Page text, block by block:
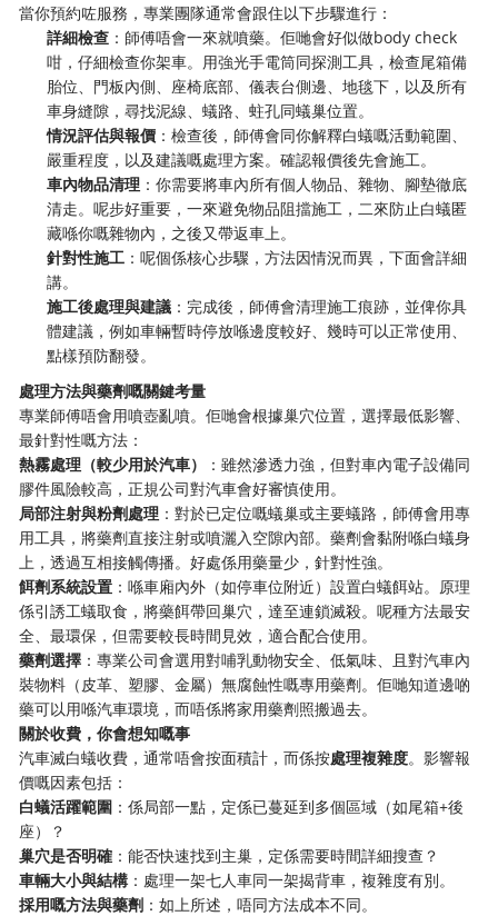
當你預約咗服務，專業團隊通常會跟住以下步驟進行：
詳細檢查 ：師傅唔會一來就噴藥。佢哋會好似做body check
咁，仔細檢查你架車。用強光手電筒同探測工具，檢查尾箱備
胎位、門板內側、座椅底部、儀表台側邊、地毯下，以及所有
車身縫隙，尋找泥線、蟻路、蛀孔同蟻巢位置。
情況評估與報價 ：檢查後，師傅會同你解釋白蟻嘅活動範圍、
嚴重程度，以及建議嘅處理方案。確認報價後先會施工。
車內物品清理 ：你需要將車內所有個人物品、雜物、腳墊徹底
清走。呢步好重要，一來避免物品阻擋施工，二來防止白蟻匿
藏喺你嘅雜物內，之後又帶返車上。
針對性施工 ：呢個係核心步驟，方法因情況而異，下面會詳細
講。
施工後處理與建議 ：完成後，師傅會清理施工痕跡，並俾你具
體建議，例如車輛暫時停放喺邊度較好、幾時可以正常使用、
點樣預防翻發。
處理方法與藥劑嘅關鍵考量
專業師傅唔會用噴壺亂噴。佢哋會根據巢穴位置，選擇最低影響、
最針對性嘅方法：
熱霧處理（較少用於汽車）
：雖然滲透力強，但對車內電子設備同
膠件風險較高，正規公司對汽車會好審慎使用。
局部注射與粉劑處理 ：對於已定位嘅蟻巢或主要蟻路，師傅會用專
用工具，將藥劑直接注射或噴灑入空隙內部。藥劑會黏附喺白蟻身
上，透過互相接觸傳播。好處係用藥量少，針對性強。
餌劑系統設置 ：喺車廂內外（如停車位附近）設置白蟻餌站。原理
係引誘工蟻取食，將藥餌帶回巢穴，達至連鎖滅殺。呢種方法最安
全、最環保，但需要較長時間見效，適合配合使用。
藥劑選擇 ：專業公司會選用對哺乳動物安全、低氣味、且對汽車內
裝物料（皮革、塑膠、金屬）無腐蝕性嘅專用藥劑。佢哋知道邊啲
藥可以用喺汽車環境，而唔係將家用藥劑照搬過去。
關於收費，你會想知嘅事
汽車滅白蟻收費，通常唔會按面積計，而係按處理複雜度。影響報
價嘅因素包括：
白蟻活躍範圍 ：係局部一點，定係已蔓延到多個區域（如尾箱+後
座）？
巢穴是否明確 ：能否快速找到主巢，定係需要時間詳細搜查？
車輛大小與結構：處理一架七人車同一架揭背車，複雜度有別。
採用嘅方法與藥劑 ：如上所述，唔同方法成本不同。